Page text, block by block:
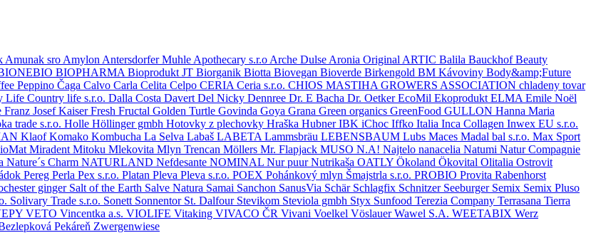
Amunak sro Amylon Antersdorfer Muhle Apothecary s.r.o Arche Dulse Aronia Original ARTIC Balila BauckhofBeauty
BIOPHARMA Bioprodukt JT Biorganik Biotta Biovegan Bioverde Birkengold BM Kávoviny Body&amp;Future
Peppino Čaga Calvo Carla Celita Celpo CERIA Ceria s.r.o. CHIOS MASTIHA GROWERS ASSOCIATION chladeny tovar
Life Country life s.r.o. Dalla Costa Davert Del Nicky Dennree Dr. E Bacha Dr. OetkerEcoMil Ekoprodukt ELMA Emile Noël
Franz Josef KaiserFresh Fructal Golden Turtle Govinda Goya Grana Green organics GreenFood GULLON Hanna Maria
trade s.r.o. Holle Höllinger gmbh Hotovky z plechovky Hraška HubnerIBK iChoc Iffko Italia Inca Collagen Inwex EU s.r.o.
KlaofKomako Kombucha La Selva Labaš LABETA Lammsbräu LEBENSBAUM Lubs Maces Madal bal s.r.o. Max Sport
Miradent Mitoku Mlekovita Mlyn Trencan Möllers Mr. Flapjack MUSO N.A! Najtelo nanacelia Natumi Natur Compagnie
Nature´s Charm NATURLAND Nefdesante NOMINAL Nur puurNutrikaša OATLY Ökoland Ökovital Olitalia Ostrovit
Pereg Perla Pex s.r.o. Platan Pleva Pleva s.r.o. POEX Pohánkový mlyn Šmajstrla s.r.o. PROBIO Provita Rabenhorst
ginger Salt of the Earth Salve Natura Samai Sanchon SanusVia Schär Schlagfix Schnitzer Seeburger Semix Semix Pluso
Solivary Trade s.r.o. Sonett Sonnentor St. Dalfour Stevikom Steviola gmbh Styx Sunfood Terezia Company Terrasana Tierra
VETO Vincentka a.s. VIOLIFE Vitaking VIVACO ČR Vivani Voelkel VöslauerWawel S.A. WEETABIX Werz
Pekáreň Zwergenwiese